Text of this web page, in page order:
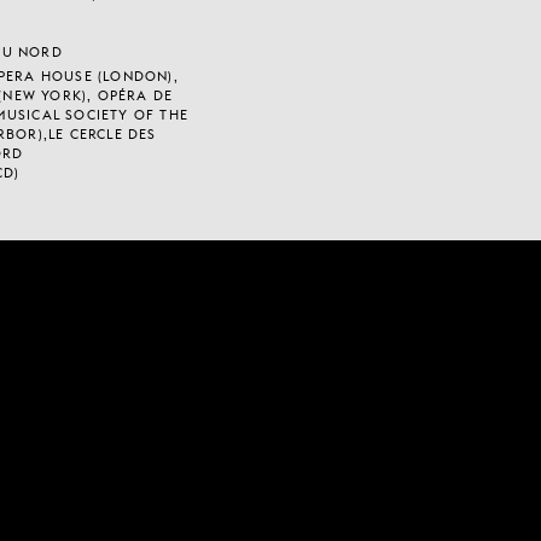
NORD
HOUSE (LONDON),
YORK), OPÉRA DE
SOCIETY OF THE
CERCLE DES